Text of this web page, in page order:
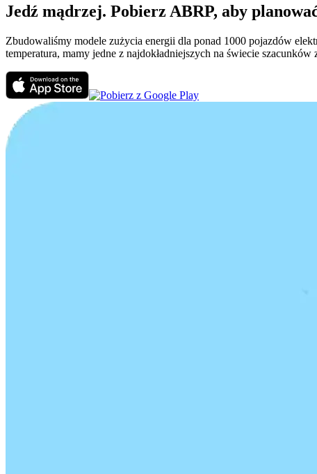
Jedź mądrzej. Pobierz ABRP, aby
Zbudowaliśmy modele zużycia energii dla ponad 1000 pojazdów
temperatura, mamy jedne z najdokładniejszych na świecie